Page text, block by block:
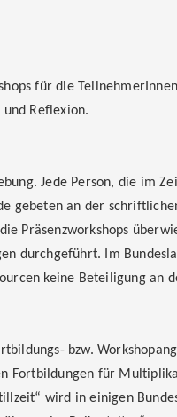
für die
Reflexion.
Jede Person, die im
gebeten an der
Präsenzworkshops
durchgeführt. Im
keine Beteiligung an
bzw.
Fortbildungen für
wird in einigen